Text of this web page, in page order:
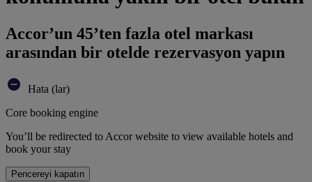
Accor’un 45’ten fazla otel markası
arasından bir otelde rezervasyon yapın
Hata (lar)
Core booking engine
You’ll be redirected to Accor website to view available hotels and
book your stay
Pencereyi kapatın